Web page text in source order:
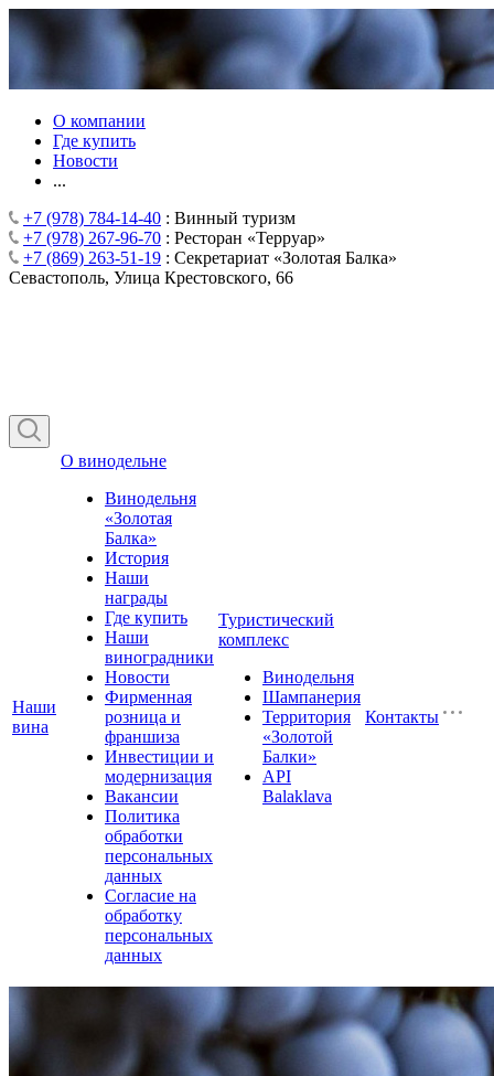
О компании
Где купить
Новости
...
+7 (978) 784-14-40 : Винный туризм
+7 (978) 267-96-70 : Ресторан «Терруар»
+7 (869) 263-51-19 : Секретариат «Золотая Балка»
Севастополь, Улица Крестовского, 66
Наши
вина
О винодельне
Винодельня
«Золотая
Балка»
История
Наши
награды
Где купить
Наши
виноградники
Новости
Фирменная
розница и
франшиза
Инвестиции и
модернизация
Вакансии
Политика
обработки
персональных
данных
Согласие на
обработку
персональных
данных
Туристический
комплекс
Винодельня
Шампанерия
Территория
«Золотой
Балки»
API
Balaklava
Контакты